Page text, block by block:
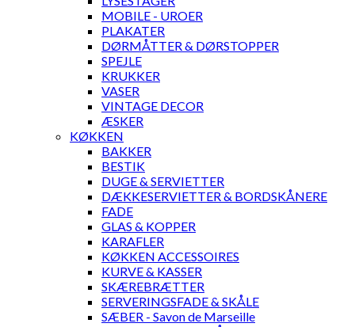
MOBILE - UROER
PLAKATER
DØRMÅTTER & DØRSTOPPER
SPEJLE
KRUKKER
VASER
VINTAGE DECOR
ÆSKER
KØKKEN
BAKKER
BESTIK
DUGE & SERVIETTER
DÆKKESERVIETTER & BORDSKÅNERE
FADE
GLAS & KOPPER
KARAFLER
KØKKEN ACCESSOIRES
KURVE & KASSER
SKÆREBRÆTTER
SERVERINGSFADE & SKÅLE
SÆBER - Savon de Marseille